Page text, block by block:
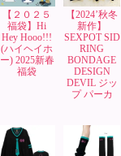
【２０２５
福袋】Hi
Hey Hooo!!!
(ハイヘイホ
ー) 2025新春
福袋
【2024’秋冬
新作】
SEXPOT SID
RING
BONDAGE
DESIGN
DEVIL ジッ
プ パーカ